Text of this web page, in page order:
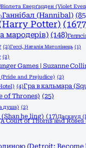
Віолета Еверґарден (Violet
Ганнібал (Hannibal)
Potter)
мародерів) (148)
(2)Гессі, Наталія Матолінець (1)
(2)
Games | Suzanne
(Pride and Prejudice) (2)
(4)Гра в кальмара
of Thrones) (25)
душа) (2)
he ling) (17)Дасквуд
Court of Thorns and Roses
(Detroit: Become